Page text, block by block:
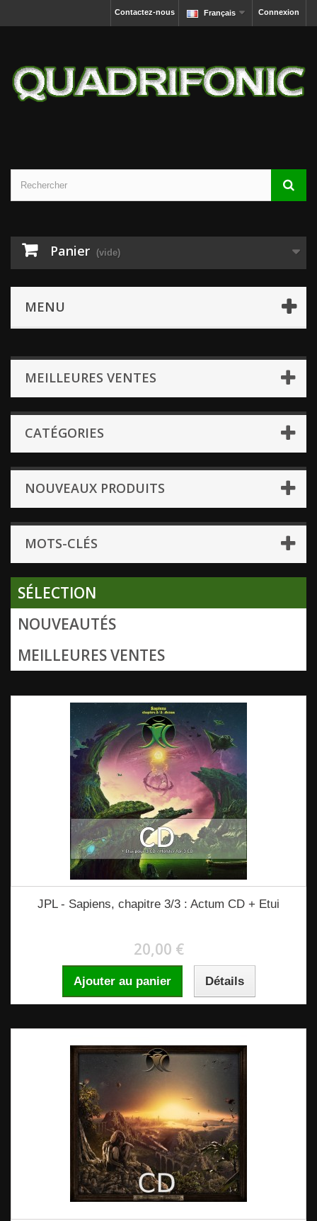
Connexion
Français
Contactez-nous
Panier (vide)
MENU
MEILLEURES VENTES
CATÉGORIES
NOUVEAUX PRODUITS
MOTS-CLÉS
SÉLECTION
NOUVEAUTÉS
MEILLEURES VENTES
JPL - Sapiens, chapitre 3/3 : Actum CD + Etui
20,00 €
Ajouter au panier Détails